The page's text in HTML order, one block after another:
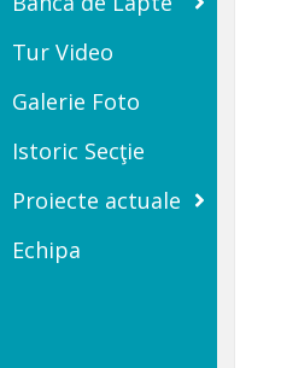
Tur Video
Galerie Foto
Istoric Secţie
Proiecte actuale
Echipa